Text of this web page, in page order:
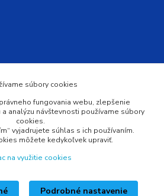
súbory cookies
fungovania webu, zlepšenie
analýzu návštevnosti používame súbory
cookies.
vyjadrujete súhlas s ich používaním.
môžete kedykoľvek upraviť.
na využitie cookies
Podrobné nastavenie